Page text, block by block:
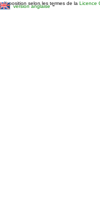
selon les termes de la Licence
version anglaise-